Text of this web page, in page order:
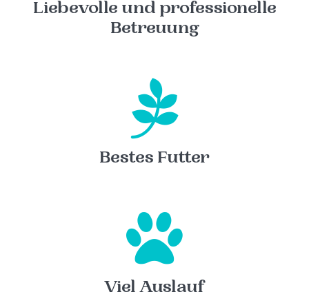
Liebevolle und professionelle
Betreuung
Bestes Futter
Viel Auslauf